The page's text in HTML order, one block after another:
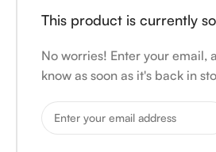
This product is currently
No worries! Enter your email,
know as soon as it's back in